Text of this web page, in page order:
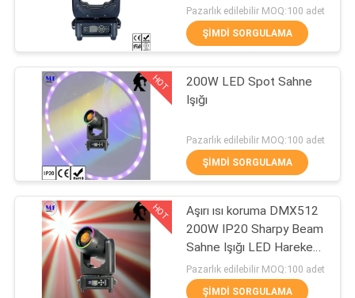
HAKKIMIZDA
FABRIKA
TURU
KALITE
KONTROL
BIZE
ULAŞIN
LED Taşkın Işık
305
stadyum ışıkları led
223
Pazarlık edilebilir MOQ:100 adet
ŞIMDI SORGULAMA
HOT
200W LED Spot Sahne
Işığı
Pazarlık edilebilir MOQ:100 adet
ŞIMDI SORGULAMA
HOT
Aşırı ısı koruma DMX512
200W IP20 Sharpy Beam
Sahne Işığı LED Hareketli
Baş Işığı
Pazarlık edilebilir MOQ:100 adet
ŞIMDI SORGULAMA